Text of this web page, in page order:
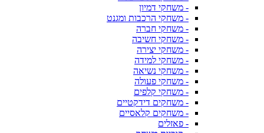
- משחקי דמיון
- משחקי הרכבות ומגנט
- משחקי חברה
- משחקי חשיבה
- משחקי יצירה
- משחקי למידה
- משחקי נשיאה
- משחקי פעולה
- משחקי קלפים
- משחקים דידקטיים
- משחקים קלאסיים
- פאזלים